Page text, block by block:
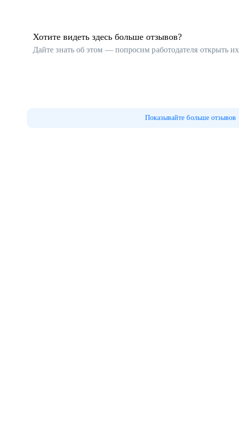
Хотите видеть здесь больше отзывов?
Дайте знать об этом — попросим работодателя открыть их
Показывайте больше отзывов